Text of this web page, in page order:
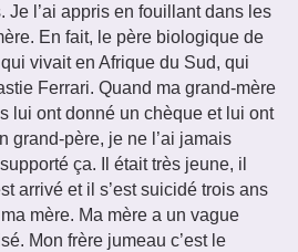
Je l’ai appris en fouillant dans les
En fait, le père biologique de
vivait en Afrique du Sud, qui
Ferrari. Quand ma grand-mère
lui ont donné un chèque et lui ont
grand-père, je ne l’ai jamais
ça. Il était très jeune, il
arrivé et il s’est suicidé trois ans
mère. Ma mère a un vague
Mon frère jumeau c’est le